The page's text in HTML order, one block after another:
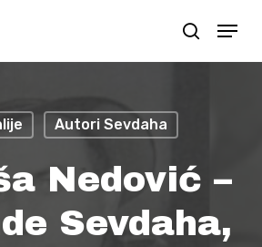
search
Menu
Autori Sevdaha
Nedović –
Sevdaha,
Close